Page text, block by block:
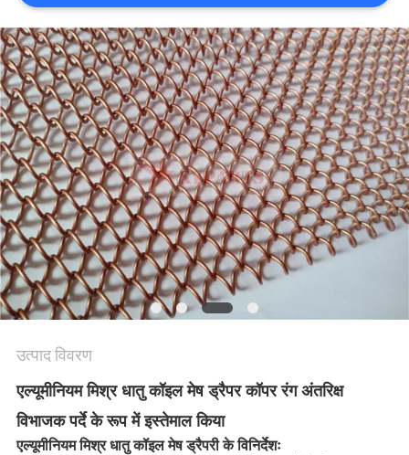
समाचार
मामले
साइटमैप
PRIVACY
POLICY
उत्पाद विवरण
एल्यूमीनियम मिश्र धातु कॉइल मेष ड्रैपर कॉपर रंग अंतरिक्ष
विभाजक पर्दे के रूप में इस्तेमाल किया
एल्यूमीनियम मिश्र धातु कॉइल मेष ड्रैपरी के विनिर्देशः